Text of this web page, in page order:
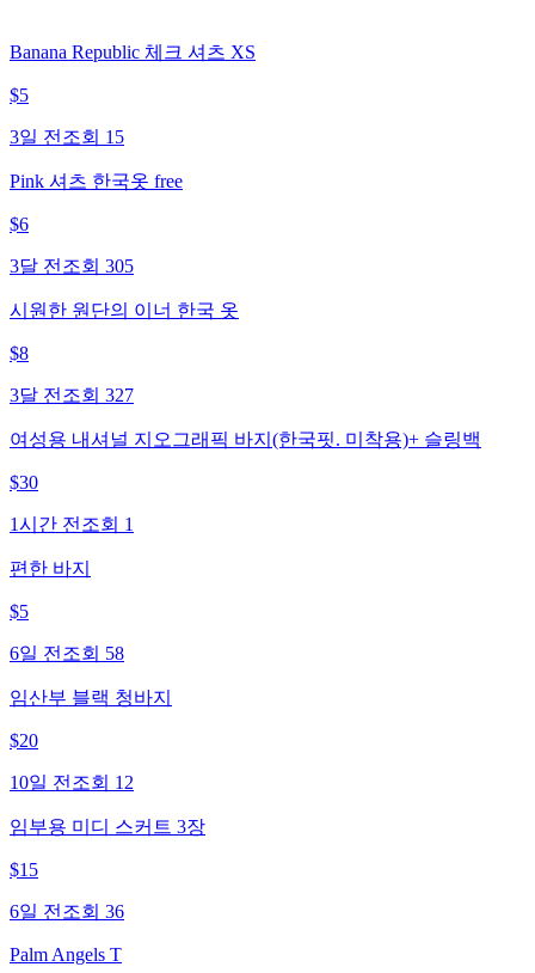
Banana Republic 체크 셔츠 XS
$5
3일 전 조회 15
Pink 셔츠 한국옷 free
$6
3달 전 조회 305
시원한 원단의 이너 한국 옷
$8
3달 전 조회 327
여성용 내셔널 지오그래픽 바지(한국핏. 미착용)+ 슬링백
$30
1시간 전 조회 1
편한 바지
$5
6일 전 조회 58
임산부 블랙 청바지
$20
10일 전 조회 12
임부용 미디 스커트 3장
$15
6일 전 조회 36
Palm Angels T